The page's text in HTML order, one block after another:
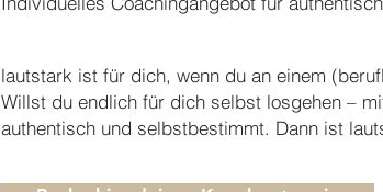
lautstark ist für dich, wenn du an einem
Willst du endlich für dich selbst losgehen –
authentisch und selbstbestimmt. Dann ist